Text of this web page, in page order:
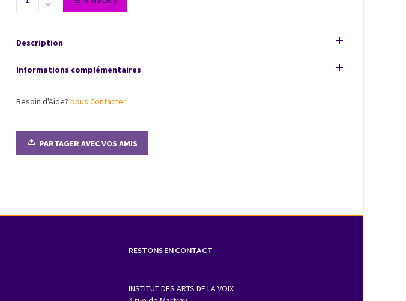
de
du
Son
à
Marseille
et
2024
quantity
Description
Informations complémentaires
Besoin d'Aide? Nous Contacter
PARTAGER AVEC VOS AMIS
RESTONS EN CONTACT
INSTITUT DES ARTS DE LA VOIX